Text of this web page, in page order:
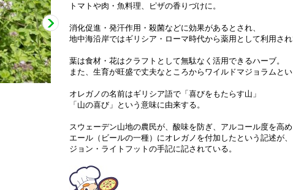
トマトや肉・魚料理、ピザの香りづけに。
消化促進・発汗作用・殺菌などに効果があるとされ、
地中海沿岸ではギリシア・ローマ時代から薬用として利用さ
葉は食材・花はクラフトとして無駄なく活用できるハーブ。
また、生育が旺盛で丈夫なところからワイルドマジョラムと
オレガノの名前はギリシア語で「喜びをもたらす山」
「山の喜び」という意味に由来する。
スウェーデン山地の農民が、酸味を防ぎ、アルコール度を高
エール（ビールの一種）にオレガノを付加したという記述が、
ジョン・ライトフットの手記に記されている。